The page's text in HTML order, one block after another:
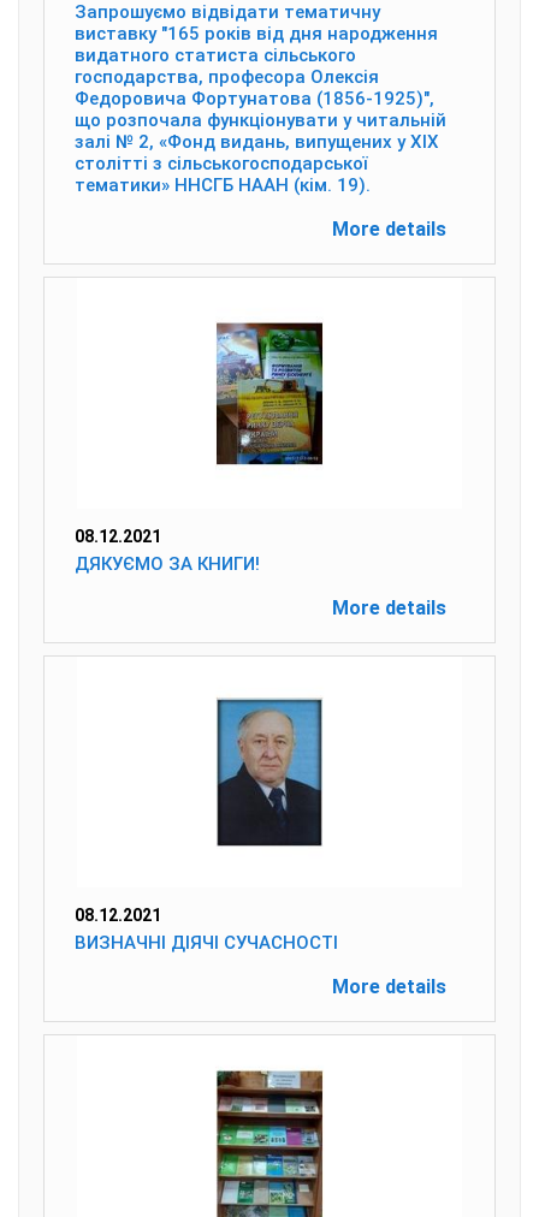
Запрошуємо відвідати тематичну
виставку "165 років від дня народження
видатного статиста сільського
господарства, професора Олексія
Федоровича Фортунатова (1856-1925)",
що розпочала функціонувати у читальній
залі № 2, «Фонд видань, випущених у ХІХ
столітті з сільськогосподарської
тематики» ННСГБ НААН (кім. 19).
More details
08.12.2021
ДЯКУЄМО ЗА КНИГИ!
More details
08.12.2021
ВИЗНАЧНІ ДІЯЧІ СУЧАСНОСТІ
More details